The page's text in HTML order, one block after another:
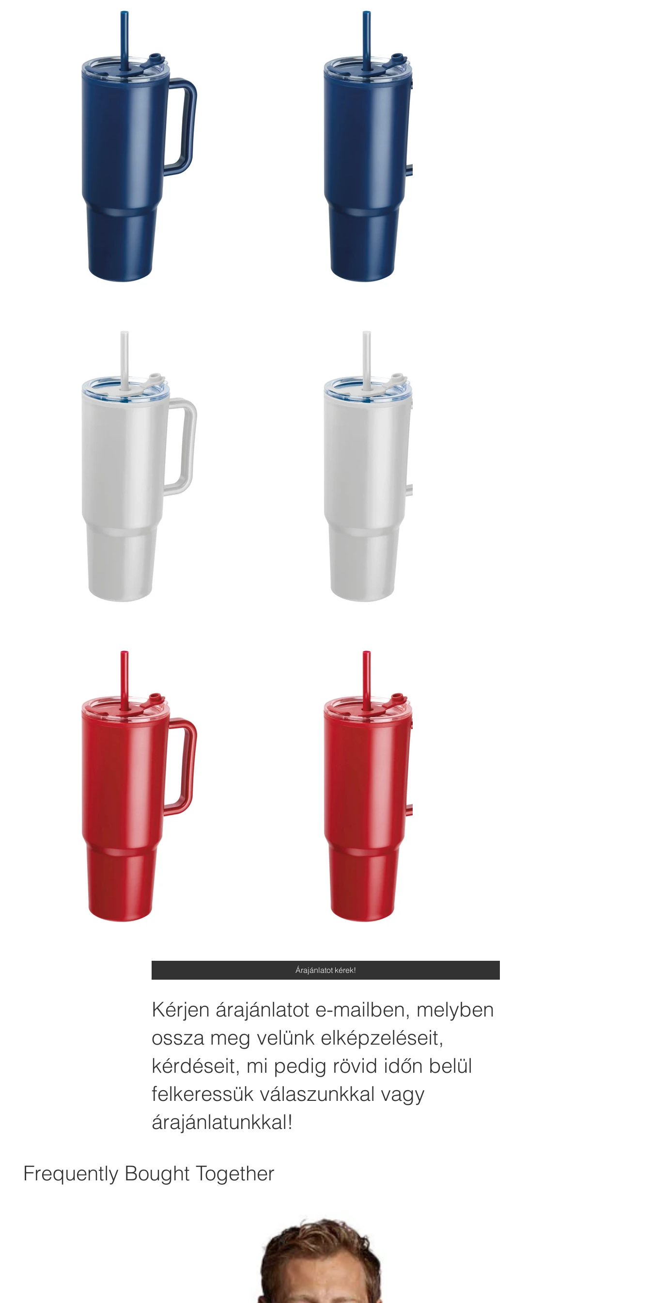
Árajánlatot kérek!
Kérjen árajánlatot e-mailben, melyben
ossza meg velünk elképzeléseit,
kérdéseit, mi pedig rövid időn belül
felkeressük válaszunkkal vagy
árajánlatunkkal!
Frequently Bought Together